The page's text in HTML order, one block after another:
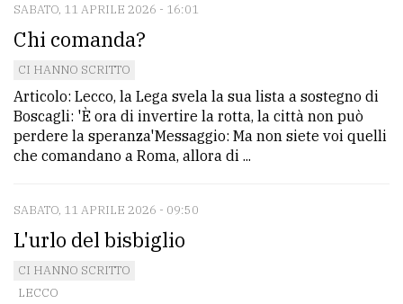
SABATO, 11 APRILE 2026 - 16:01
Chi comanda?
CI HANNO SCRITTO
Articolo: Lecco, la Lega svela la sua lista a sostegno di
Boscagli: 'È ora di invertire la rotta, la città non può
perdere la speranza'Messaggio: Ma non siete voi quelli
che comandano a Roma, allora di ...
SABATO, 11 APRILE 2026 - 09:50
L'urlo del bisbiglio
CI HANNO SCRITTO
LECCO